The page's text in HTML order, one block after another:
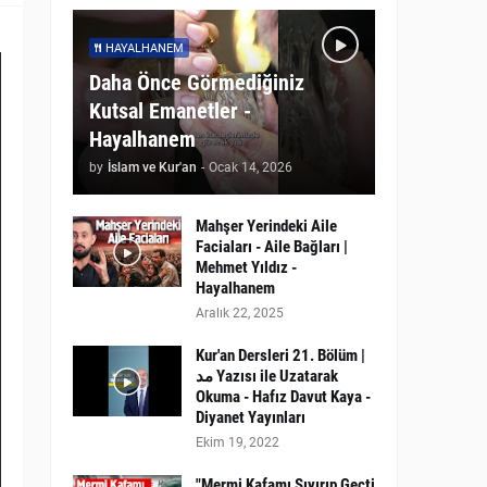
HAYALHANEM
Daha Önce Görmediğiniz
Kutsal Emanetler -
Hayalhanem
by İslam ve Kur'an - Ocak 14, 2026
Mahşer Yerindeki Aile
Faciaları - Aile Bağları |
Mehmet Yıldız -
Hayalhanem
Aralık 22, 2025
Kur'an Dersleri 21. Bölüm |
مد Yazısı ile Uzatarak
Okuma - Hafız Davut Kaya -
Diyanet Yayınları
Ekim 19, 2022